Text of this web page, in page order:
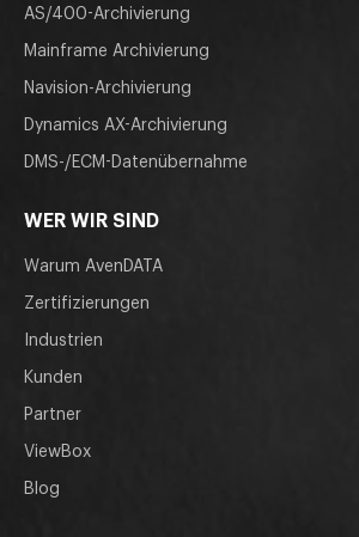
AS/400-Archivierung
Mainframe Archivierung
Navision-Archivierung
Dynamics AX-Archivierung
DMS-/ECM-Datenübernahme
WER WIR SIND
Warum AvenDATA
Zertifizierungen
Industrien
Kunden
Partner
ViewBox
Blog